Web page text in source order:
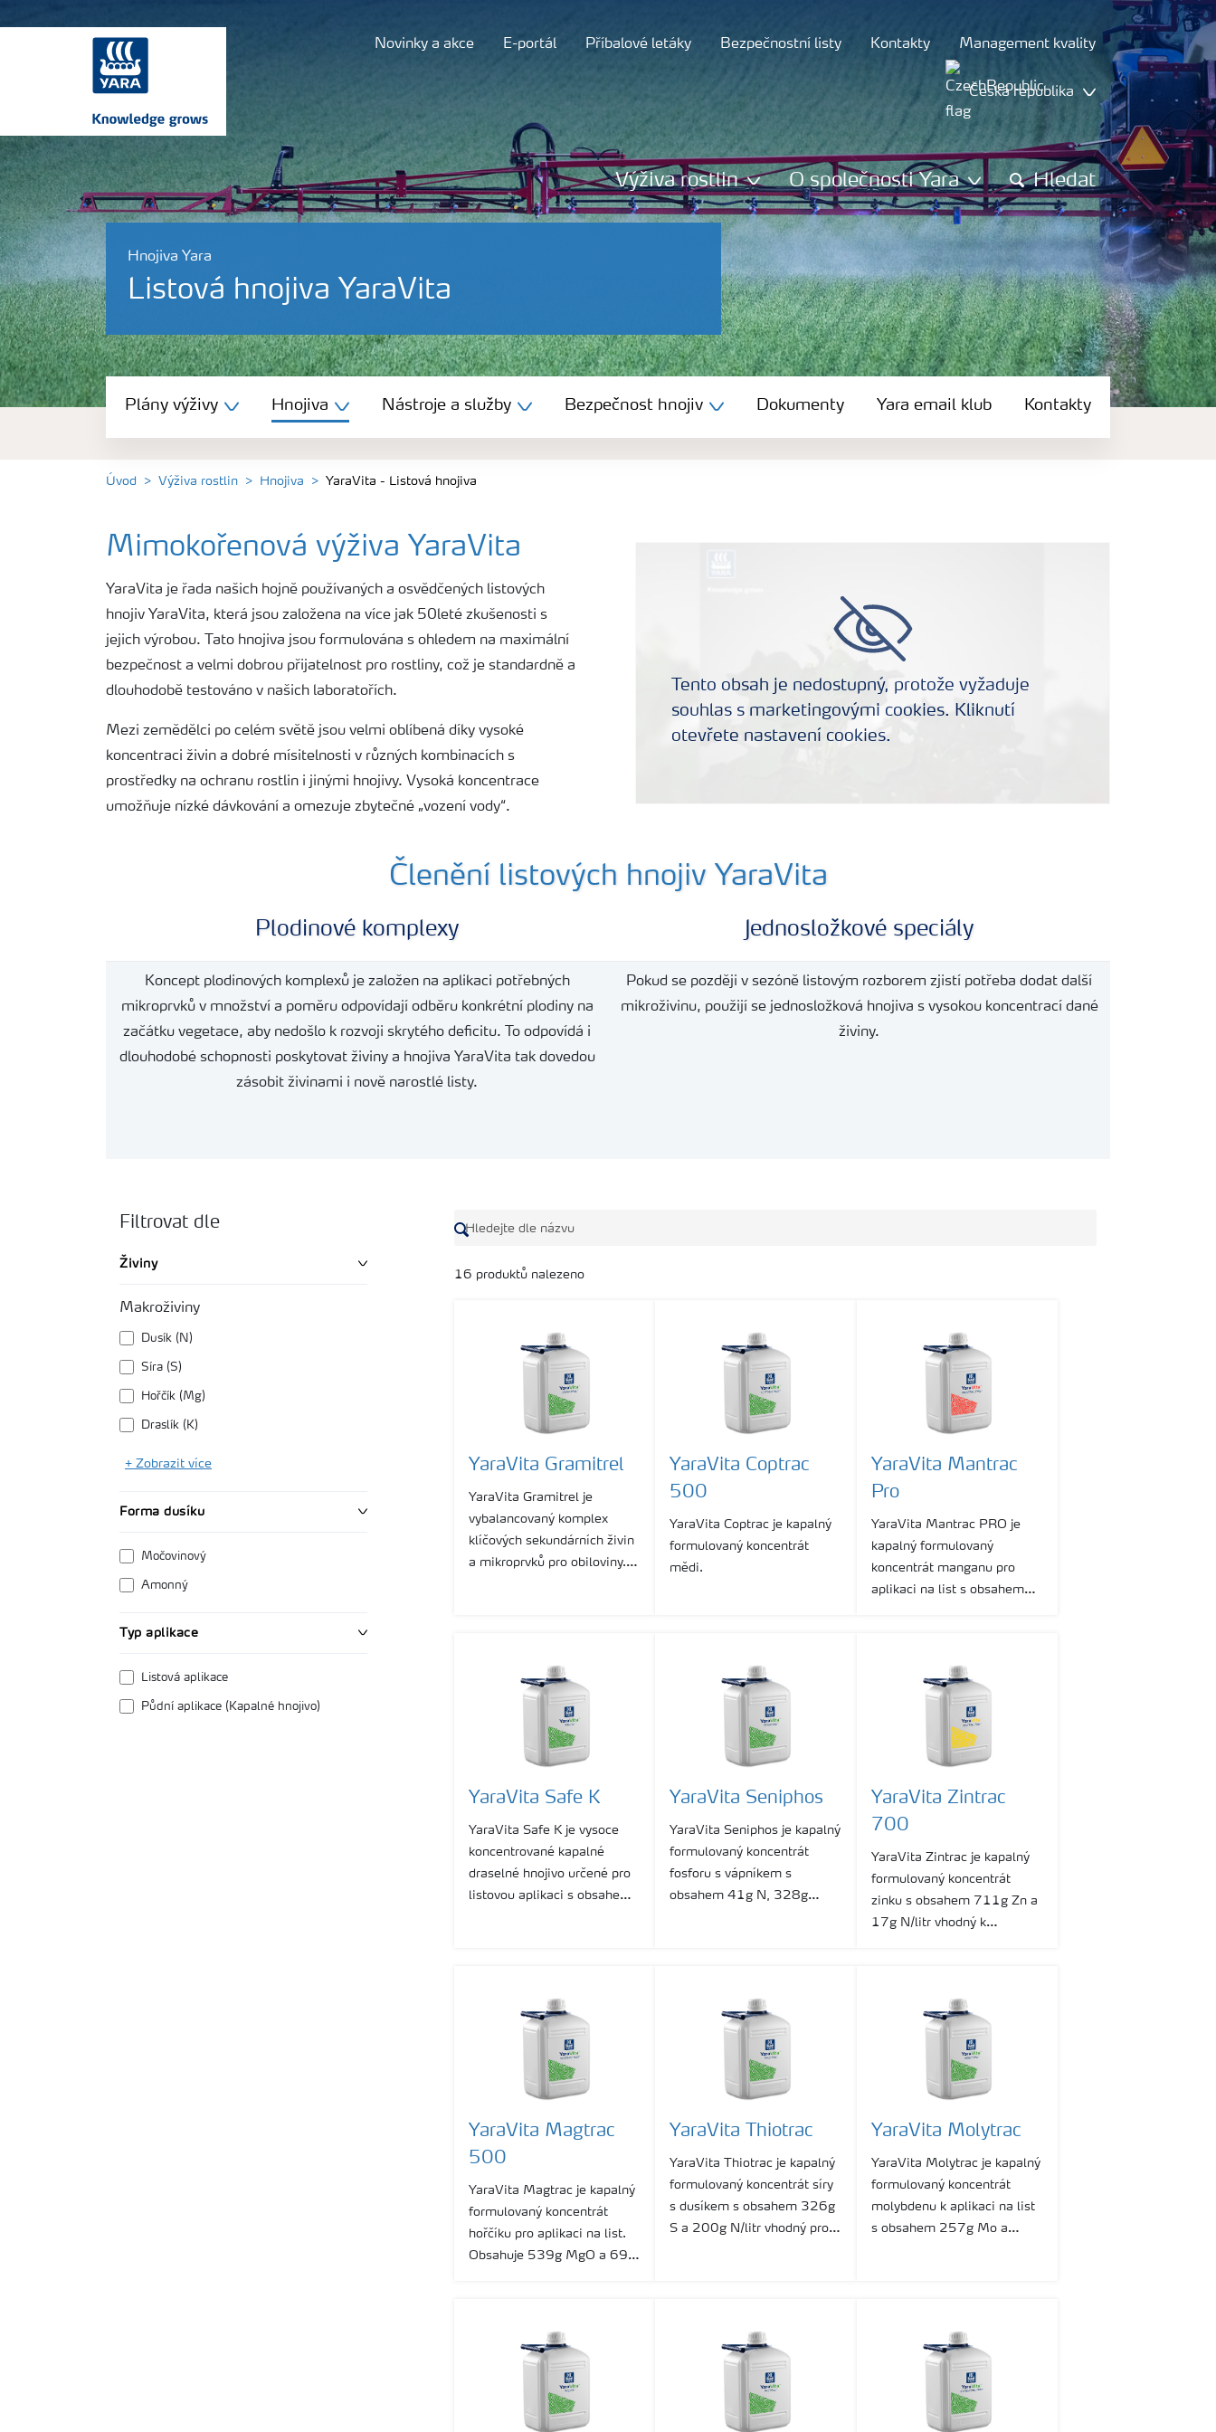
Novinky a akce E-portál Příbalové letáky Bezpečnostní listy Kontakty Management kvality
Česká republika
Výživa rostlin O společnosti Yara Hledat
Hnojiva Yara
Listová hnojiva YaraVita
Plány výživy
Nástroje a služby
Bezpečnost hnojiv
Dokumenty
Yara email klub
Plány výživy Hnojiva Nástroje a služby Bezpečnost hnojiv Dokumenty Yara email klub Kontakty
Úvod Výživa rostlin Hnojiva YaraVita - Listová hnojiva
Mimokořenová výživa YaraVita
Tento obsah je nedostupný, protože vyžaduje
souhlas s marketingovými cookies. Kliknutí
otevřete nastavení cookies.
YaraVita je řada našich hojně používaných a osvědčených listových
hnojiv YaraVita, která jsou založena na více jak 50leté zkušenosti s
jejich výrobou. Tato hnojiva jsou formulována s ohledem na maximální
bezpečnost a velmi dobrou přijatelnost pro rostliny, což je standardně a
dlouhodobě testováno v našich laboratořích.
Mezi zemědělci po celém světě jsou velmi oblíbená díky vysoké
koncentraci živin a dobré mísitelnosti v různých kombinacích s
prostředky na ochranu rostlin i jinými hnojivy. Vysoká koncentrace
umožňuje nízké dávkování a omezuje zbytečné „vození vody“.
Členění listových hnojiv YaraVita
Plodinové komplexy Jednosložkové speciály
Koncept plodinových komplexů je založen na aplikaci potřebných
mikroprvků v množství a poměru odpovídají odběru konkrétní plodiny na
začátku vegetace, aby nedošlo k rozvoji skrytého deficitu. To odpovídá i
dlouhodobé schopnosti poskytovat živiny a hnojiva YaraVita tak dovedou
zásobit živinami i nově narostlé listy.
Pokud se později v sezóně listovým rozborem zjistí potřeba dodat další
mikroživinu, použijí se jednosložková hnojiva s vysokou koncentrací dané
živiny.
Filtrovat dle
Živiny
Makroživiny
Dusík (N)
Síra (S)
Hořčík (Mg)
Draslík (K)
+ Zobrazit více
Forma dusíku
Močovinový
Amonný
Typ aplikace
Listová aplikace
Půdní aplikace (Kapalné hnojivo)
16 produktů nalezeno
YaraVita Gramitrel
YaraVita Gramitrel je
vybalancovaný komplex
klíčových sekundárních živin
a mikroprvků pro obiloviny. Je
YaraVita Coptrac
500
YaraVita Coptrac je kapalný
formulovaný koncentrát
mědi.
YaraVita Mantrac
Pro
YaraVita Mantrac PRO je
kapalný formulovaný
koncentrát manganu pro
aplikaci na list s obsahem
YaraVita Safe K
YaraVita Safe K je vysoce
koncentrované kapalné
draselné hnojivo určené pro
listovou aplikaci s obsahem
YaraVita Seniphos
YaraVita Seniphos je kapalný
formulovaný koncentrát
fosforu s vápníkem s
obsahem 41g N, 328g
YaraVita Zintrac
700
YaraVita Zintrac je kapalný
formulovaný koncentrát
zinku s obsahem 711g Zn a
17g N/litr vhodný k
YaraVita Magtrac
500
YaraVita Magtrac je kapalný
formulovaný koncentrát
hořčíku pro aplikaci na list.
Obsahuje 539g MgO a 69g
YaraVita Thiotrac
YaraVita Thiotrac je kapalný
formulovaný koncentrát síry
s dusíkem s obsahem 326g
S a 200g N/litr vhodný pro
YaraVita Molytrac
YaraVita Molytrac je kapalný
formulovaný koncentrát
molybdenu k aplikaci na list
s obsahem 257g Mo a